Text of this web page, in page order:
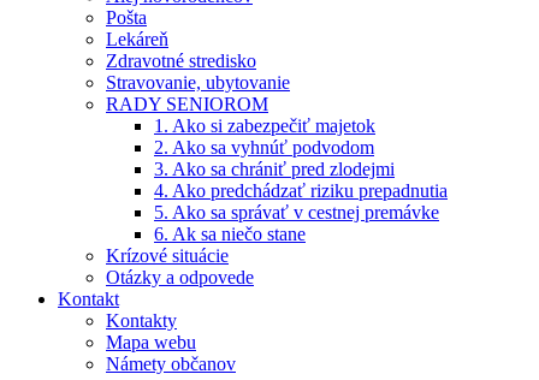
Pošta
Lekáreň
Zdravotné stredisko
Stravovanie, ubytovanie
RADY SENIOROM
1. Ako si zabezpečiť majetok
2. Ako sa vyhnúť podvodom
3. Ako sa chrániť pred zlodejmi
4. Ako predchádzať riziku prepadnutia
5. Ako sa správať v cestnej premávke
6. Ak sa niečo stane
Krízové situácie
Otázky a odpovede
Kontakt
Kontakty
Mapa webu
Námety občanov